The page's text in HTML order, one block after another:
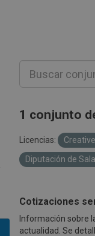
1 conjunto
Licencias:
Diputación de
Cotizaciones
Información sobre
actualidad. Se